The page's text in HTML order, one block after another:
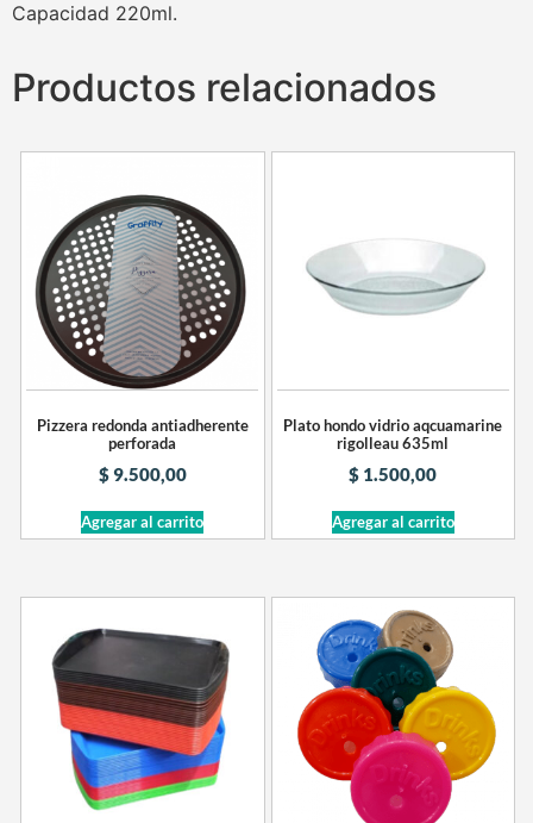
Capacidad 220ml.
Productos relacionados
Pizzera redonda antiadherente
perforada
$9.500,00
Agregar al carrito
Plato hondo vidrio aqcuamarine
rigolleau 635ml
$ 1.500,00
Agregar al carrito